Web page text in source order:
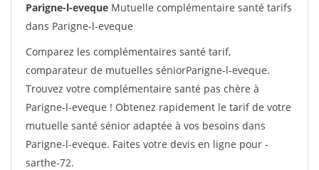
Parigne-l-eveque Mutuelle complémentaire santé tarifs
dans Parigne-l-eveque
Comparez les complémentaires santé tarif,
comparateur de mutuelles séniorParigne-l-eveque.
Trouvez votre complémentaire santé pas chère à
Parigne-l-eveque ! Obtenez rapidement le tarif de votre
mutuelle santé sénior adaptée à vos besoins dans
Parigne-l-eveque. Faites votre devis en ligne pour -
sarthe-72.